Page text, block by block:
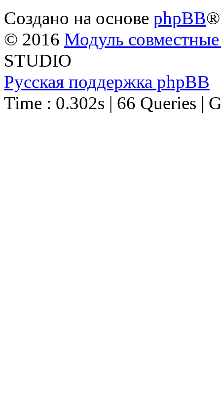
Создано на основе phpBB®
© 2016 Модуль
STUDIO
Русская поддержка phpBB
Time : 0.302s | 66 Queries |